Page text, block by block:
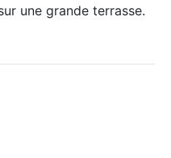
une grande terrasse.